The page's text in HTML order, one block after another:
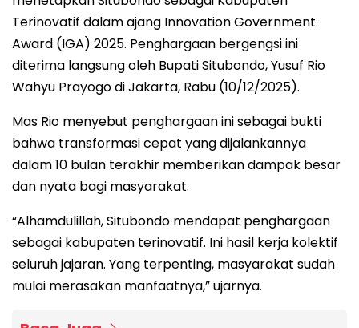
Terinovatif dalam ajang Innovation Government
Award (IGA) 2025. Penghargaan bergengsi ini
diterima langsung oleh Bupati Situbondo, Yusuf Rio
Wahyu Prayogo di Jakarta, Rabu (10/12/2025).
Mas Rio menyebut penghargaan ini sebagai bukti
bahwa transformasi cepat yang dijalankannya
dalam 10 bulan terakhir memberikan dampak besar
dan nyata bagi masyarakat.
“Alhamdulillah, Situbondo mendapat penghargaan
sebagai kabupaten terinovatif. Ini hasil kerja kolektif
seluruh jajaran. Yang terpenting, masyarakat sudah
mulai merasakan manfaatnya,” ujarnya.